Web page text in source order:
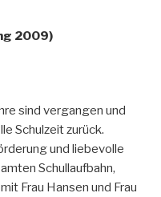
2009)
sind vergangen und
Schulzeit zurück.
und liebevolle
Schullaufbahn,
Frau Hansen und Frau